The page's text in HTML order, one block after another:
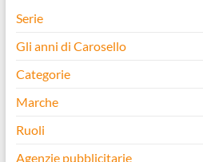
Serie
Gli anni di Carosello
Categorie
Marche
Ruoli
Agenzie pubblicitarie